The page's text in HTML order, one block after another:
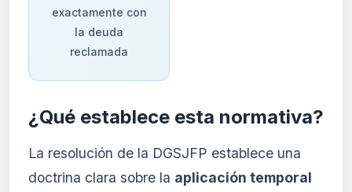
exactamente con
la deuda
reclamada
¿Qué establece esta normativa?
La resolución de la DGSJFP establece una
doctrina clara sobre la aplicación temporal